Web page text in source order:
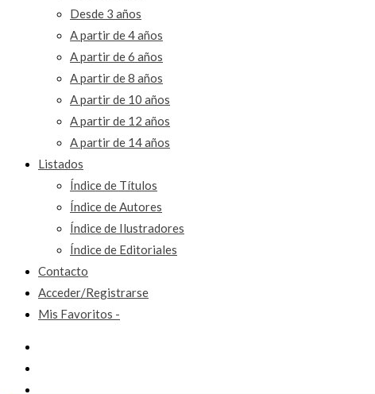
Desde 3 años
A partir de 4 años
A partir de 6 años
A partir de 8 años
A partir de 10 años
A partir de 12 años
A partir de 14 años
Listados
Índice de Títulos
Índice de Autores
Índice de Ilustradores
Índice de Editoriales
Contacto
Acceder/Registrarse
Mis Favoritos -